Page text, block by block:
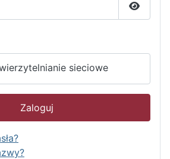
Pokaż
sieciowe
Zaloguj